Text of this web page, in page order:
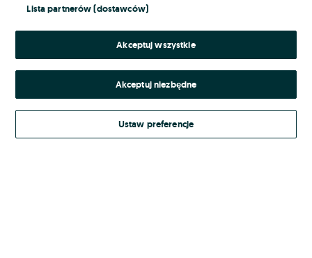
Kontynuując za pośrednictwem jednego z dostawców wskazanych powyżej,
Regulamin serwisu OLX.pl w jego aktualnym brzmieniu.
Lista partnerów (dostawców)
Akceptuj wszystkie
Akceptuj niezbędne
Ustaw preferencje